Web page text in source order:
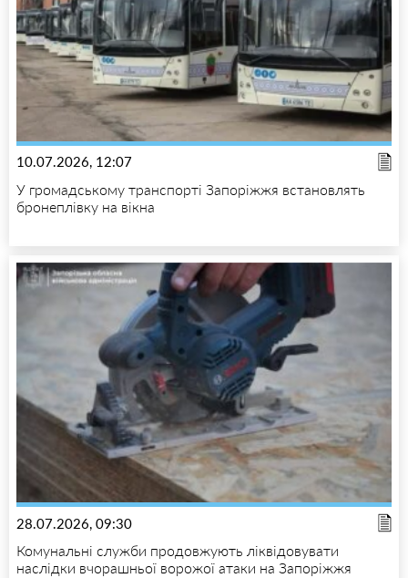
10.07.2026, 12:07
У громадському транспорті Запоріжжя встановлять
бронеплівку на вікна
28.07.2026, 09:30
Комунальні служби продовжують ліквідовувати
наслідки вчорашньої ворожої атаки на Запоріжжя